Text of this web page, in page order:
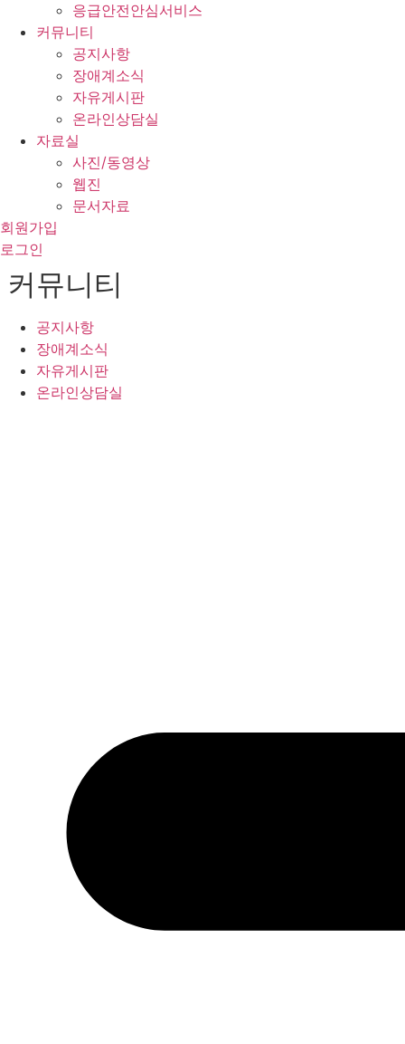
응급안전안심서비스
커뮤니티
공지사항
장애계소식
자유게시판
온라인상담실
자료실
사진/동영상
웹진
문서자료
회원가입
로그인
커뮤니티
공지사항
장애계소식
자유게시판
온라인상담실